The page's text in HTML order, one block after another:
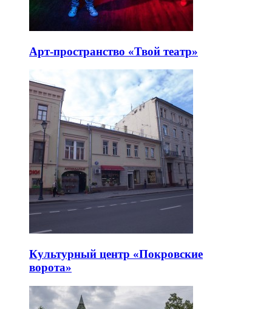
Арт-пространство «Твой театр»
Культурный центр «Покровские
ворота»